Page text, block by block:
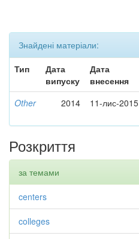
Знайдені матеріали:
Тип
Дата
випуску
Дата
внесення
Other 2014 11-лис-2015
Розкриття
за темами
centers
colleges